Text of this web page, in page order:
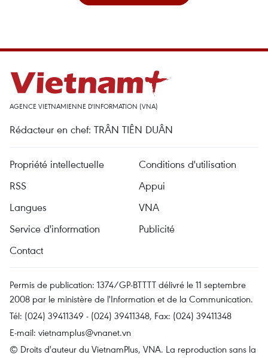
AGENCE VIETNAMIENNE D'INFORMATION (VNA)
Rédacteur en chef: TRÂN TIÊN DUÂN
Propriété intellectuelle
Conditions d'utilisation
RSS
Appui
Langues
VNA
Service d'information
Publicité
Contact
Permis de publication: 1374/GP-BTTTT délivré le 11 septembre
2008 par le ministère de l'Information et de la Communication.
Tél: (024) 39411349 - (024) 39411348, Fax: (024) 39411348
E-mail: vietnamplus@vnanet.vn
© Droits d'auteur du VietnamPlus, VNA. La reproduction sans la